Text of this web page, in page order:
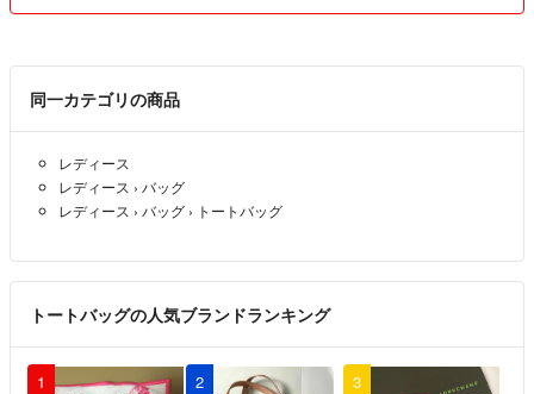
トレーダージョーズ
トレダージョーズ
トレジョ
トレジョトートバッグ
ランチバッグ
トートバッグ
エコバッグ
ミニトート
キャンバスノート
同一カテゴリの商品
レディース
レディース › バッグ
レディース › バッグ › トートバッグ
トートバッグの人気ブランドランキング
1 2 3